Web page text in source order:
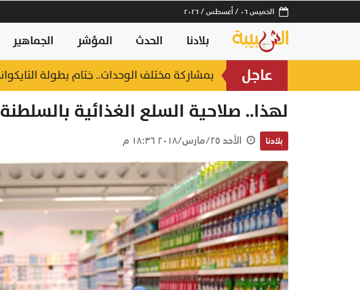
الخميس ٠٦ / أغسطس / ٢٠٢٦
بلادنا الحدث المؤشر الجماهير
عاجل بمشاركة مختلف الوحدات.. ختام بطولة
لهذا.. صلاحية السلع الغذائية
بلادنا الأحد ٢٥/مارس/٢٠١٨ ١٨:٣٦ م